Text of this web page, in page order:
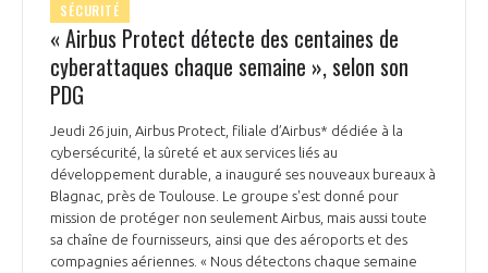
SÉCURITÉ
« Airbus Protect détecte des centaines de
cyberattaques chaque semaine », selon son
PDG
Jeudi 26 juin, Airbus Protect, filiale d’Airbus* dédiée à la
cybersécurité, la sûreté et aux services liés au
développement durable, a inauguré ses nouveaux bureaux à
Blagnac, près de Toulouse. Le groupe s'est donné pour
mission de protéger non seulement Airbus, mais aussi toute
sa chaîne de fournisseurs, ainsi que des aéroports et des
compagnies aériennes. « Nous détectons chaque semaine